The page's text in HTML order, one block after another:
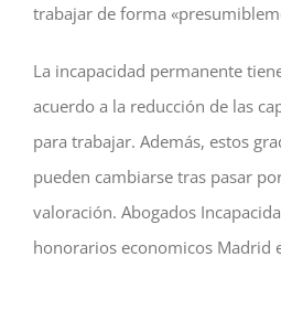
trabajar de forma
La incapacidad permanente
acuerdo a la reducción de las
para trabajar. Además, estos
pueden cambiarse tras pasar
valoración. Abogados
honorarios economicos Madrid